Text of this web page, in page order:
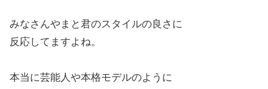
みなさんやまと君のスタイルの良さに
反応してますよね。
本当に芸能人や本格モデルのように